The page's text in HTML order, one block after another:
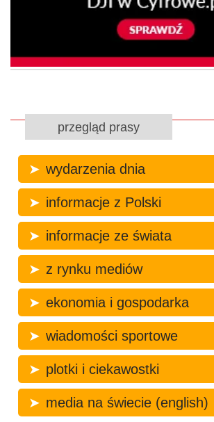
przegląd prasy
wydarzenia dnia
informacje z Polski
informacje ze świata
z rynku mediów
ekonomia i gospodarka
wiadomości sportowe
plotki i ciekawostki
media na świecie (english)